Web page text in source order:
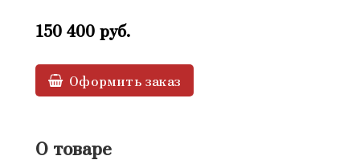
150 400 руб.
Оформить заказ
О товаре